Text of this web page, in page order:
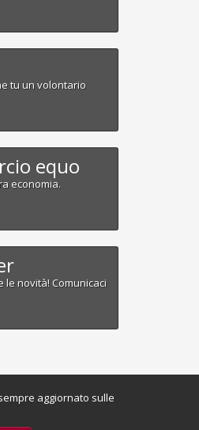
tu un volontario
equo
economia.
le novità! Comunicaci
aggiornato sulle